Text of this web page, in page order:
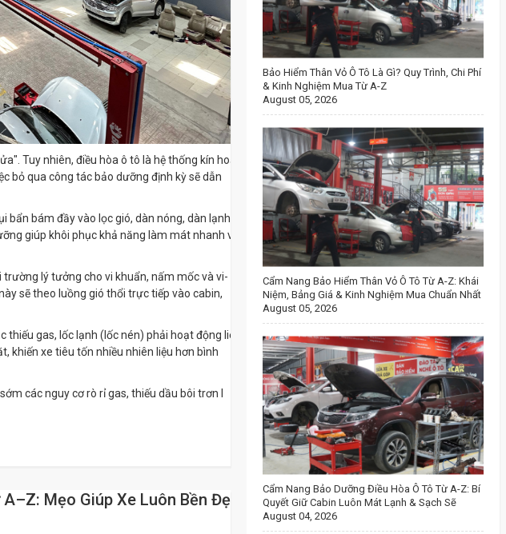
Tuy nhiên, điều hòa ô tô là hệ thống kín hoạt
bỏ qua công tác bảo dưỡng định kỳ sẽ dẫn
bám đầy vào lọc gió, dàn nóng, dàn lạnh
giúp khôi phục khả năng làm mát nhanh và
lý tưởng cho vi khuẩn, nấm mốc và vi-
sẽ theo luồng gió thổi trực tiếp vào cabin,
thiếu gas, lốc lạnh (lốc nén) phải hoạt động liên
khiến xe tiêu tốn nhiều nhiên liệu hơn bình
các nguy cơ rò rỉ gas, thiếu dầu bôi trơn l
Mẹo Giúp Xe Luôn Bền Đẹp
Bảo Hiểm Thân Vỏ Ô Tô Là Gì? Quy Trình, Chi Phí
& Kinh Nghiệm Mua Từ A-Z
August 05, 2026
Cẩm Nang Bảo Hiểm Thân Vỏ Ô Tô Từ A-Z: Khái
Niệm, Bảng Giá & Kinh Nghiệm Mua Chuẩn Nhất
August 05, 2026
Cẩm Nang Bảo Dưỡng Điều Hòa Ô Tô Từ A-Z: Bí
Quyết Giữ Cabin Luôn Mát Lạnh & Sạch Sẽ
August 04, 2026